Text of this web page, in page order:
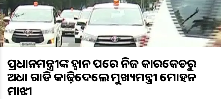
ପ୍ରଧାନମନ୍ତ୍ରୀଙ୍କ ଆହ୍ୱାନ ପରେ ନିଜ କାରକେଡରୁ
ଅଧା ଗାଡି କାଢ଼ିଦେଲେ ମୁଖ୍ୟମନ୍ତ୍ରୀ ମୋହନ
ମାଝୀ